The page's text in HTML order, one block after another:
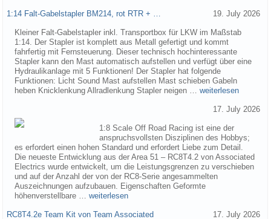
1:14 Falt-Gabelstapler BM214, rot RTR + … 19. July 2026
Kleiner Falt-Gabelstapler inkl. Transportbox für LKW im Maßstab
1:14. Der Stapler ist komplett aus Metall gefertigt und kommt
fahrfertig mit Fernsteuerung. Dieser technisch hochinteressante
Stapler kann den Mast automatisch aufstellen und verfügt über eine
Hydraulikanlage mit 5 Funktionen! Der Stapler hat folgende
Funktionen: Licht Sound Mast aufstellen Mast schieben Gabeln
heben Knicklenkung Allradlenkung Stapler neigen … weiterlesen
17. July 2026
1:8 Scale Off Road Racing ist eine der
anspruchsvollsten Disziplinen des Hobbys;
es erfordert einen hohen Standard und erfordert Liebe zum Detail.
Die neueste Entwicklung aus der Area 51 – RC8T4.2 von Associated
Electrics wurde entwickelt, um die Leistungsgrenzen zu verschieben
und auf der Anzahl der von der RC8-Serie angesammelten
Auszeichnungen aufzubauen. Eigenschaften Geformte
höhenverstellbare … weiterlesen
RC8T4.2e Team Kit von Team Associated 17. July 2026